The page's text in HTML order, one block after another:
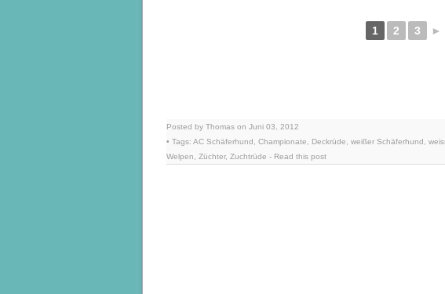
1 2 3 ►
Posted by Thomas on Juni 03, 2012
• Tags: AC Schäferhund Championate Deckrüde weißer Schäferhund
Welpen
Züchter, Zuchtrüde - Read this post